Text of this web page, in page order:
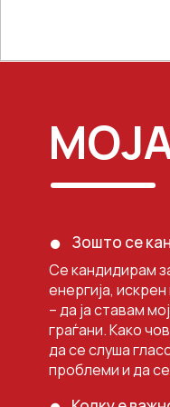
Општина Ресен
Општина Битола
Општина
Општина
Зошто се
Се кандидирам
енергија,
– да ја ставам
граѓани. Како
да се слуша
проблеми и да